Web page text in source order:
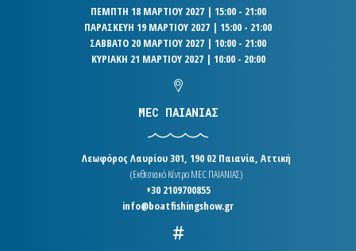
ΠΕΜΠΤΗ 18 ΜΑΡΤΙΟΥ 2027 | 15:00 - 21:00
ΠΑΡΑΣΚΕΥΗ 19 ΜΑΡΤΙΟΥ 2027 | 15:00 - 21:00
ΣΑΒΒΑΤΟ 20 ΜΑΡΤΙΟΥ 2027 | 10:00 - 21:00
ΚΥΡΙΑΚΗ 21 ΜΑΡΤΙΟΥ 2027 | 10:00 - 20:00
MEC ΠΑΙΑΝΙΑΣ
Λεωφόρος Λαυρίου 301, 190 02 Παιανία, Αττική
(Εκθεσιακό Κέντρο MEC ΠΑΙΑΝΙΑΣ)
+30 2109700855
info@boatfishingshow.gr